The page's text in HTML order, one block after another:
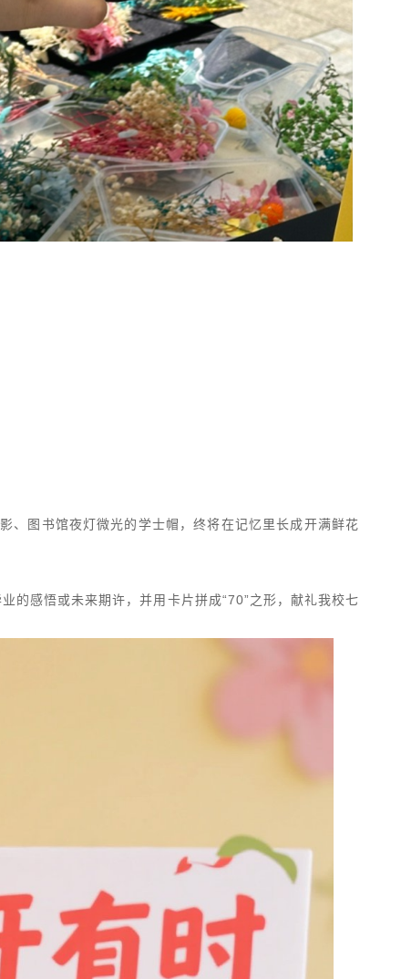
图书馆夜灯微光的学士帽，终将在记忆里长成开满鲜花
的感悟或未来期许，并用卡片拼成“70”之形，献礼我校七